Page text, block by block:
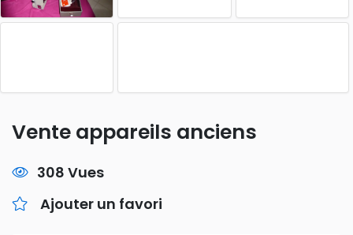
Vente appareils anciens
308 Vues
Ajouter un favori